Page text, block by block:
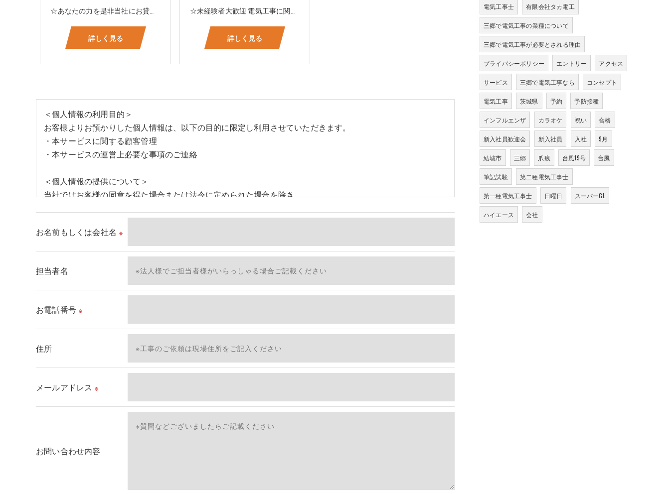
☆あなたの力を是非当社にお貸して下さい 電気工事に関する事ならオールマイティに対応しております（室内配線・室外配線、スイッチコンセント取付け、照明器具取付け、配電盤取付け、エアコン取付け、LANケーブル配線、アンテナ取付けなど） 【工具支給致します】 また新品工具と新品作業服を完全支給を致します。 高品質の作業服と工具入社してくれた方には支給致します♪
詳しく見る
☆未経験者大歓迎 電気工事に関する事ならオールマイティに対応可能‼幅広く技術を身に付けて頂けます（室内配線・室外配線、スイッチコンセント取付け、照明器具取付け、配電盤取付け、エアコン取付け、LANケーブル配線、アンテナ取付けなど） 先輩社員が一から指導を行うため未経験の方でも安心して働いていただけます♪ ☆資格支援制度あり 実績があるからこそ社内で教習と経験を積んでいただくことで資格を当社で発行できることができます。 【工具支給致します】 また新品工具と新品作業服を完全支給を致します。 高品質の作業服と工具入社してくれた方には支給致します♪
詳しく見る
＜個人情報の利用目的＞
お客様よりお預かりした個人情報は、以下の目的に限定し利用させていただきます。
・本サービスに関する顧客管理
・本サービスの運営上必要な事項のご連絡
＜個人情報の提供について＞
当社ではお客様の同意を得た場合または法令に定められた場合を除き、
＜個人情報の委託について＞
当社では、利用目的の達成に必要な範囲において、個人情報を外部に委託する場合があります。
＜個人情報の安全管理＞
＜個人情報を与えなかった場合に生じる結果＞
了承ください。
＜個人情報の開示･訂正・削除･利用停止の手続について＞
ご本人である事を確認のうえ、対応させて頂きます。
個人情報の開示･訂正･削除・利用停止の具体的手続きにつきましては、お電話でお問合せ下さい。v
お名前もしくは会社名 ※
担当者名
お電話番号 ※
住所
メールアドレス ※
お問い合わせ内容
電気工事士 有限会社タカ電工
三郷で電気工事の業種について
三郷で電気工事が必要とされる理由
プライバシーポリシー エントリー アクセス
サービス 三郷で電気工事なら コンセプト
電気工事 茨城県 予約 予防接種
インフルエンザ カラオケ 祝い 合格
新入社員歓迎会 新入社員 入社 9月
結城市 三郷 爪痕 台風19号 台風
筆記試験 第二種電気工事士
第一種電気工事士 日曜日 スーパーGL
ハイエース 会社